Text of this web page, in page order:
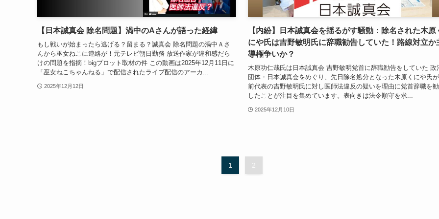
【日本誠真会 除名問題】渦中のAさんが語った経緯
もし戦いが始まったら逃げる？留まる？誠真会 除名問題の渦中Ａさ
んから巫女ねこに連絡が！元テレビ朝日勤務 放送作家が違和感だら
けの問題を指摘！bigプロット取材の件 この動画は2025年12月11日に
「巫女ねこちゃんねる」で配信されたライブ配信のアーカ...
2025年12月12日
【内紛】日本誠真会を揺るがす騒動：除名された木原
にや氏は吉野敏明氏に辞職勧告していた！路線対立か
導権争いか？
木原功仁哉氏は日本誠真会 吉野敏明党首に辞職勧告をしていた 政
団体・日本誠真会をめぐり、先日除名処分となった木原くにや氏が
前代表の吉野敏明氏に対し医師法違反の疑いを理由に党首辞職を
したことが注目を集めています。表向きは法令順守を求...
2025年12月10日
1 2